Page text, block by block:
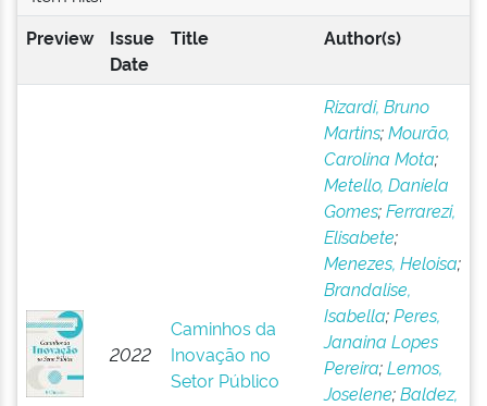
Preview
Issue
Date
Title Author(s)
2022
Caminhos da
Inovação no
Setor Público
Rizardi, Bruno
Martins;Mourão,
Carolina Mota;
Metello, Daniela
Gomes;Ferrarezi,
Elisabete;
Menezes, Heloisa;
Brandalise,
Isabella;Peres,
Janaina Lopes
Pereira;Lemos,
Joselene;Baldez,